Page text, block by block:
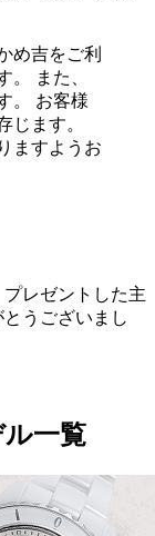
め吉をご利
。 また、
。 お客様
じます。
ますようお
レゼントした主
うございまし
一覧